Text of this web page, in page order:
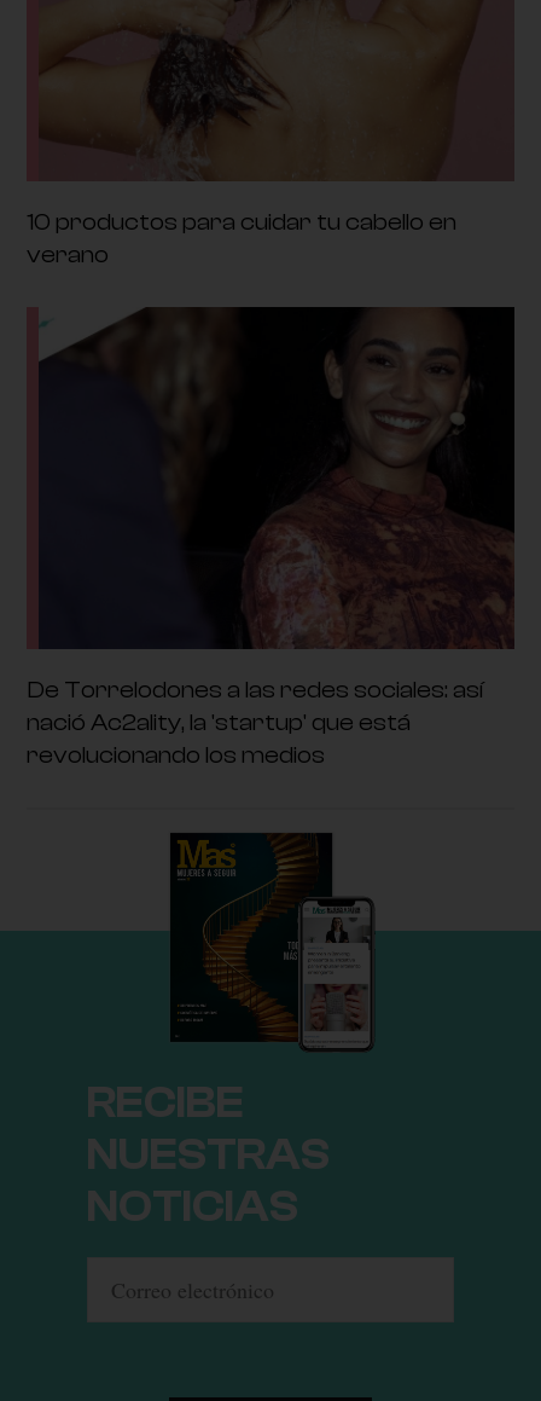
10 productos para cuidar tu cabello en
verano
De Torrelodones a las redes sociales: así
nació Ac2ality, la 'startup' que está
revolucionando los medios
RECIBE
NUESTRAS
NOTICIAS